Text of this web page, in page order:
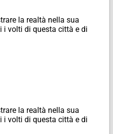
la realtà nella sua
i volti di questa città e di
la realtà nella sua
i volti di questa città e di